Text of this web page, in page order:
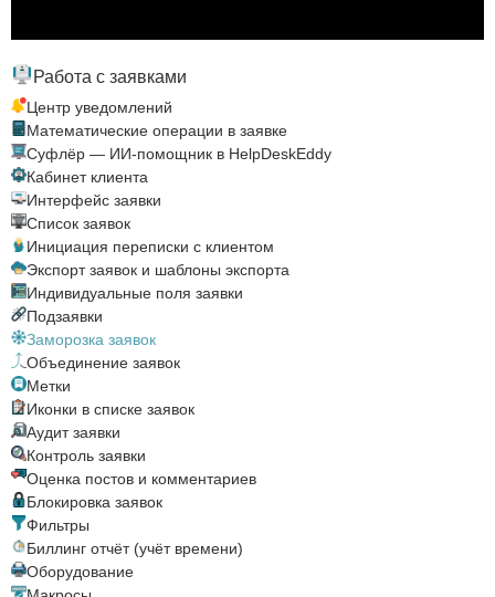
Работа с заявками
Центр уведомлений
Математические операции в заявке
Суфлёр — ИИ-помощник в HelpDeskEddy
Кабинет клиента
Интерфейс заявки
Список заявок
Инициация переписки с клиентом
Экспорт заявок и шаблоны экспорта
Индивидуальные поля заявки
Подзаявки
Заморозка заявок
Объединение заявок
Метки
Иконки в списке заявок
Аудит заявки
Контроль заявки
Оценка постов и комментариев
Блокировка заявок
Фильтры
Биллинг отчёт (учёт времени)
Оборудование